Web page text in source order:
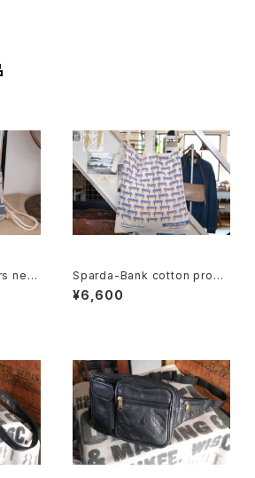
new
Kna
Sparda-Bank cotton prom
otional shoulder Bag
¥6,600